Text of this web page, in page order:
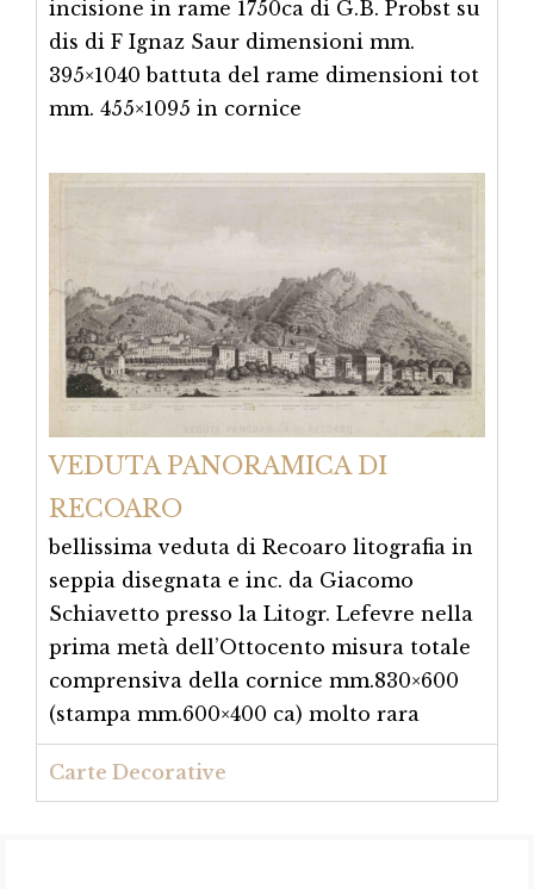
incisione in rame 1750ca di G.B. Probst su
dis di F Ignaz Saur dimensioni mm.
395×1040 battuta del rame dimensioni tot
mm. 455×1095 in cornice
VEDUTA PANORAMICA DI
RECOARO
bellissima veduta di Recoaro litografia in
seppia disegnata e inc. da Giacomo
Schiavetto presso la Litogr. Lefevre nella
prima metà dell’Ottocento misura totale
comprensiva della cornice mm.830×600
(stampa mm.600×400 ca) molto rara
Carte Decorative